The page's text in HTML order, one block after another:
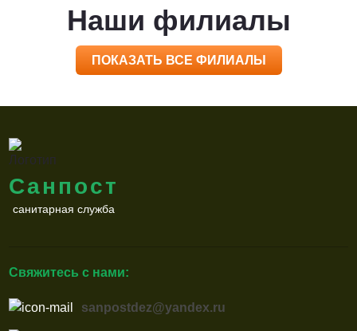
Наши филиалы
ПОКАЗАТЬ ВСЕ ФИЛИАЛЫ
Санпост
санитарная служба
Свяжитесь с нами:
sanpostdez@yandex.ru